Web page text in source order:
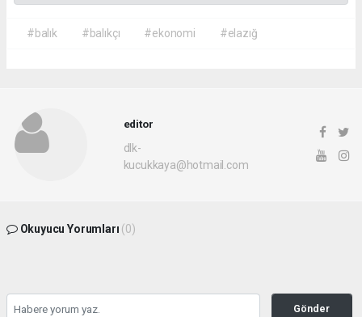
#balık #balıkçı #ekonomi #elazığ
editor
dlk-
kucukkaya@hotmail.com
Okuyucu Yorumları (0)
Gönder